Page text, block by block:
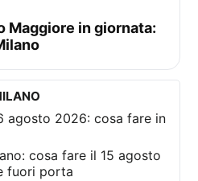
agosto 2026: cosa fare in
cosa fare il 15 agosto
fuori porta